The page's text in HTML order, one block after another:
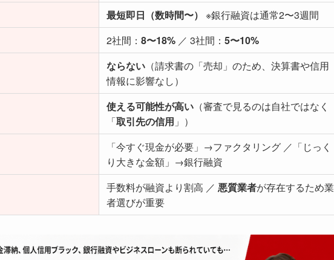
最短即日（数時間〜） ※銀行融資は通常2〜3週間
2社間： 8〜18% ／ 3社間： 5〜10%
ならない （請求書の「売却」のため、決算書や信用
情報に影響なし）
使える可能性が高い （審査で見るのは自社ではなく
「取引先の信用 」）
「今すぐ現金が必要」→ファクタリング ／「じっく
り大きな金額」→銀行融資
手数料が融資より割高 ／ 悪質業者が存在するため業
者選びが重要